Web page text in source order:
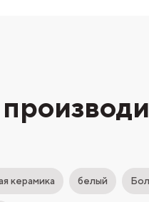
керамика белый